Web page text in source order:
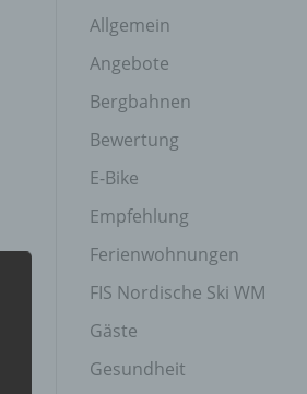
Allgemein
Angebote
Bergbahnen
Bewertung
E-Bike
Empfehlung
Ferienwohnungen
FIS Nordische Ski WM
Gäste
Gesundheit